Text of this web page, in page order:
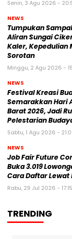
Senin, 3 Agu 2026 -
NEWS
Tumpukan
Aliran Sungai
Kaler, Kepedulian
Sorotan
Minggu, 2 Agu 2026 -
NEWS
Festival Kreasi
Semarakkan Hari
Barat 2026, Jadi
Pelestarian
Sabtu, 1 Agu 2026 -
NEWS
Job Fair Future
Buka 3.019
Cara Daftar Lewat
Rabu, 29 Jul 2026 -
TRENDING